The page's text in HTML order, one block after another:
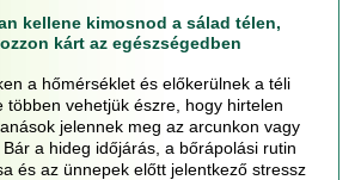
kellene kimosnod a sálad télen,
kárt az egészségedben
a hőmérséklet és előkerülnek a téli
többen vehetjük észre, hogy hirtelen
jelennek meg az arcunkon vagy
a hideg időjárás, a bőrápolási rutin
és az ünnepek előtt jelentkező stressz